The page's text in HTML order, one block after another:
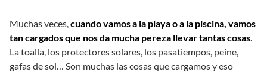
Muchas veces, cuando vamos a la playa o a la piscina, vamos
tan cargados que nos da mucha pereza llevar tantas cosas
La toalla, los protectores solares, los pasatiempos, peine,
gafas de sol… Son muchas las cosas que cargamos y eso